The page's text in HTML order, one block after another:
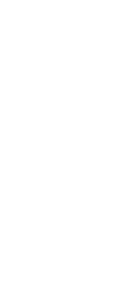
szabályozható
szabályozható
szabályozható
szabályozható
szabályozható